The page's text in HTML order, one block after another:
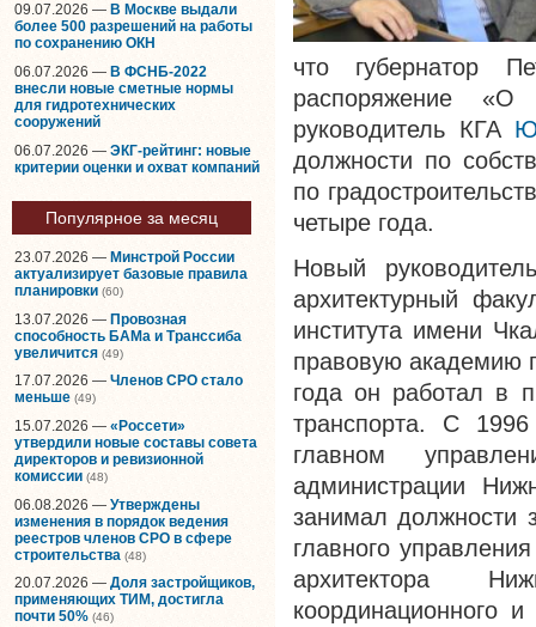
09.07.2026 — В Москве выдали
более 500 разрешений на работы
по сохранению ОКН
06.07.2026 — В ФСНБ-2022
внесли новые сметные нормы
для гидротехнических
сооружений
06.07.2026 — ЭКГ-рейтинг: новые
критерии оценки и охват компаний
Популярное за месяц
23.07.2026 — Минстрой России
актуализирует базовые правила
планировки (60)
13.07.2026 — Провозная
способность БАМа и Транссиба
увеличится (49)
17.07.2026 — Членов СРО стало
меньше (49)
15.07.2026 — «Россети»
утвердили новые составы совета
директоров и ревизионной
комиссии (48)
06.08.2026 — Утверждены
изменения в порядок ведения
реестров членов СРО в сфере
строительства (48)
20.07.2026 — Доля застройщиков,
применяющих ТИМ, достигла
почти 50% (46)
что губернатор
распоряжение «О
руководитель КГА
должности по
по
четыре года.
Новый
архитектурный
института имени
правовую академию
года он работал в
транспорта. С
главном
администрации
занимал должности
главного
архитектора
координационного